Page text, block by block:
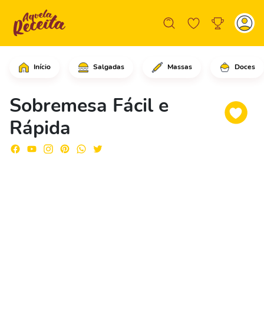
Início Salgadas Massas Doces
Sobremesa Fácil e
Rápida
Pique o chocolate e leve ao